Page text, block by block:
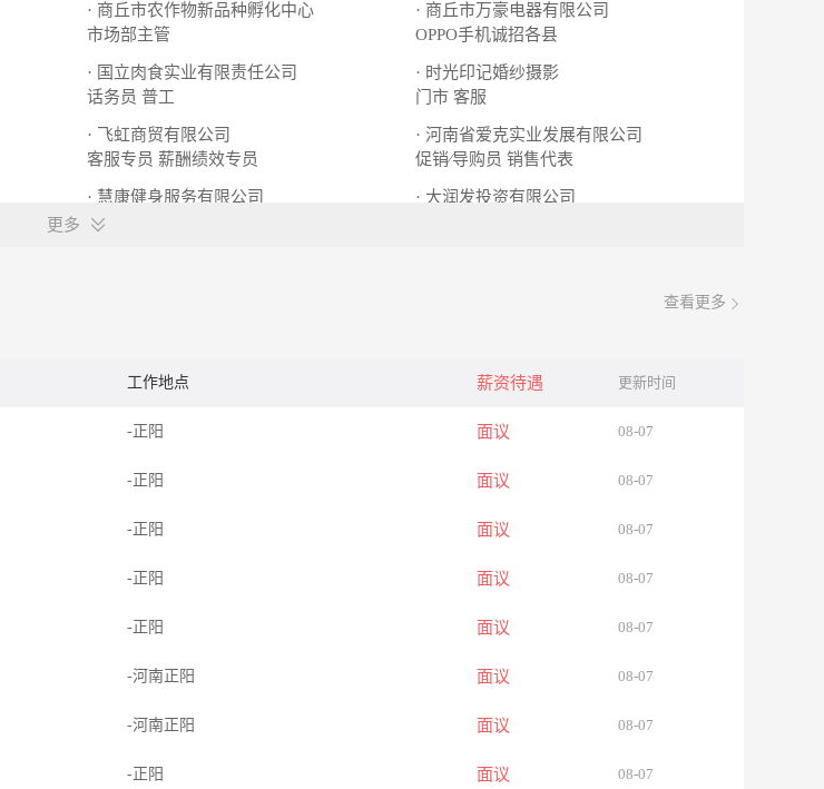
· 商丘市农作物新品种孵化中心
市场部主管
· 商丘市万豪电器有限公司
OPPO手机诚招各县
· 国立肉食实业有限责任公司
话务员 普工
· 时光印记婚纱摄影
门市 客服
· 飞虹商贸有限公司
客服专员 薪酬绩效专员
· 河南省爱克实业发展有限公司
促销∕导购员 销售代表
· 慧康健身服务有限公司
量体师
· 大润发投资有限公司
更多
查看更多
工作地点 薪资待遇 更新时间
-正阳 面议 08-07
-正阳 面议 08-07
-正阳 面议 08-07
-正阳 面议 08-07
-正阳 面议 08-07
-河南正阳 面议 08-07
-河南正阳 面议 08-07
-正阳 面议 08-07